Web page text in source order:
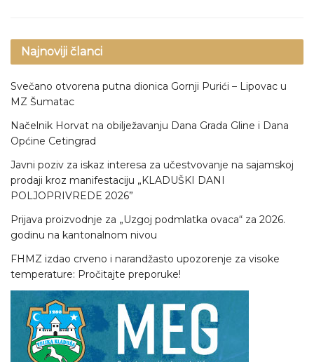
Najnoviji članci
Svečano otvorena putna dionica Gornji Purići – Lipovac u
MZ Šumatac
Načelnik Horvat na obilježavanju Dana Grada Gline i Dana
Općine Cetingrad
Javni poziv za iskaz interesa za učestvovanje na sajamskoj
prodaji kroz manifestaciju „KLADUŠKI DANI
POLJOPRIVREDE 2026”
Prijava proizvodnje za „Uzgoj podmlatka ovaca“ za 2026.
godinu na kantonalnom nivou
FHMZ izdao crveno i narandžasto upozorenje za visoke
temperature: Pročitajte preporuke!